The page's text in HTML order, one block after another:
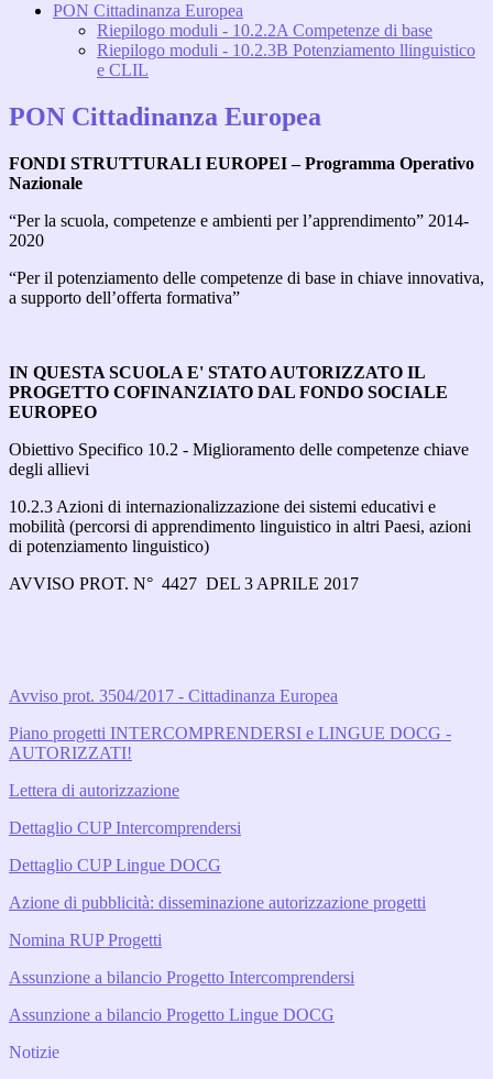
PON Cittadinanza Europea
Riepilogo moduli - 10.2.2A Competenze di base
Riepilogo moduli - 10.2.3B Potenziamento llinguistico
e CLIL
PON Cittadinanza Europea
FONDI STRUTTURALI EUROPEI – Programma Operativo
Nazionale
“Per la scuola, competenze e ambienti per l’apprendimento” 2014-
2020
“Per il potenziamento delle competenze di base in chiave innovativa,
a supporto dell’offerta formativa”
IN QUESTA SCUOLA E' STATO AUTORIZZATO IL
PROGETTO COFINANZIATO DAL FONDO SOCIALE
EUROPEO
Obiettivo Specifico 10.2 - Miglioramento delle competenze chiave
degli allievi
10.2.3 Azioni di internazionalizzazione dei sistemi educativi e
mobilità (percorsi di apprendimento linguistico in altri Paesi, azioni
di potenziamento linguistico)
AVVISO PROT. N° 4427 DEL 3 APRILE 2017
Avviso prot. 3504/2017 - Cittadinanza Europea
Piano progetti INTERCOMPRENDERSI e LINGUE DOCG -
AUTORIZZATI!
Lettera di autorizzazione
Dettaglio CUP Intercomprendersi
Dettaglio CUP Lingue DOCG
Azione di pubblicità: disseminazione autorizzazione progetti
Nomina RUP Progetti
Assunzione a bilancio Progetto Intercomprendersi
Assunzione a bilancio Progetto Lingue DOCG
Notizie